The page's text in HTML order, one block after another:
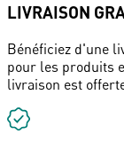
LIVRAISON
Bénéficiez d'une
pour les produits
livraison est